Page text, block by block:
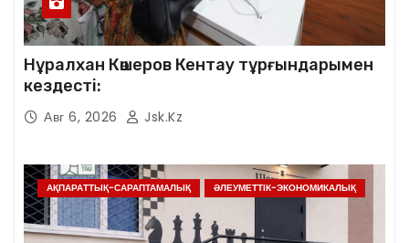
Нұралхан Көшеров Кентау тұрғындарымен
кездесті:
Авг 6, 2026 Jsk.kz
АҚПАРАТТЫҚ-САРАПТАМАЛЫҚ ӘЛЕУМЕТТІК-ЭКОНОМИКАЛЫҚ